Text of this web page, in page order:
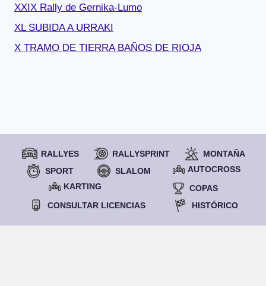
XXIX Rally de Gernika-Lumo
XL SUBIDA A URRAKI
X TRAMO DE TIERRA BAÑOS DE RIOJA
RALLYES RALLYSPRINT
MONTAÑA
SPORT
SLALOM
AUTOCROSS
KARTING
COPAS
CONSULTAR LICENCIAS
HISTÓRICO